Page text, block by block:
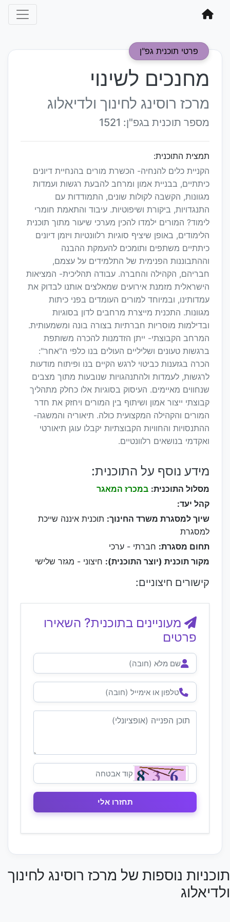
פרטי תוכנית גפ"ן
מחנכים לשינוי
מרכז רוסינג לחינוך ולדיאלוג
מספר תוכנית בגפ"ן: 1521
תמצית התוכנית:
הקניית כלים להנחיה- הכשרת מורים בהנחיית דיונים
כיתתיים, בבניית אמון ומרחב להבעת רגשות ועמדות
מגוונות, הקשבה לקולות שונים, התמודדות עם
התנגדויות, ביקורת ושיפוטיות. עיבוד והתאמת חומרי
לימוד? המורים ילמדו להכין מערכי שיעור מתוך תוכנית
הלימודים, באופן שיציף סוגיות רלוונטיות ויזמן דיונים
כיתתיים משתפים ותומכים להעמקת ההבנה
וההתבוננות הפנימית של התלמידים על עצמם,
חבריהם, הקהילה והחברה. עבודה תהליכית- המציאות
הישראלית מזמנת אירועים שמאלצים אותנו לבדוק את
עמדותינו, ובמיוחד למורים העומדים בפני כיתות
מגוונות. התכנית מייצרת מרחבים לדון בסוגיות
ובדילמות מוסריות חברתיות בצורה בונה ומשמעותית.
המרחב הקבוצתי- ייתן הזדמנות להכרה משותפת
ברגשות טעונים ושליליים העולים בנו כלפי ה"אחר":
הכרה בגזענות כביטוי לרגש הקיים בנו ופיתוח מודעות
לרגשות, לעמדות ולהתנהגויות שנובעות מתוך מצבים
שנחווים מאיימים. העיסוק בסוגיות אלו כחלק מתהליך
קבוצתי ייצור אמון ושיתוף בין המורים ויחזק את חדר
המורים והקהילה המקצועית כולה. תיאוריה והמשגה-
ההתנסויות והחוויות הקבוצתיות יקבלו עוגן תיאורטי
ואקדמי בנושאים רלוונטיים.
מידע נוסף על התוכנית:
מסלול התוכנית: במכרז המאגר
קהל יעד:
שיוך למסגרת משרד החינוך: תוכנית איננה שייכת
למסגרת
תחום מסגרת: חברתי - ערכי
מקור תוכנית (יוצר התוכנית): חיצוני - מגזר שלישי
קישורים חיצוניים:
מעוניינים בתוכנית? השאירו
פרטים
תוכניות נוספות של מרכז רוסינג לחינוך
ולדיאלוג